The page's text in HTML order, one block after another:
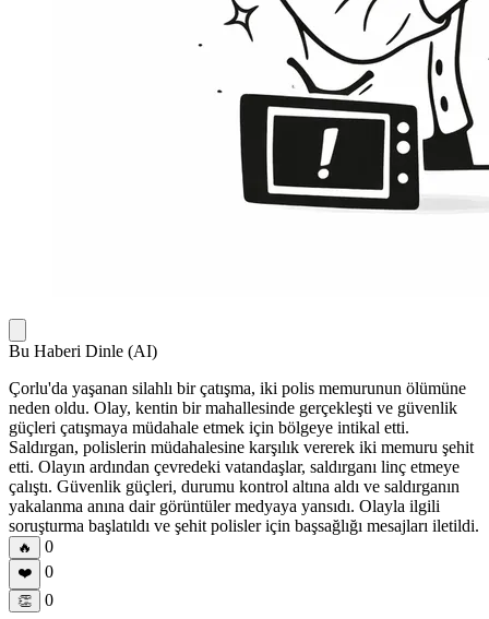
Bu Haberi Dinle (AI)
Çorlu'da yaşanan silahlı bir çatışma, iki polis memurunun ölümüne
neden oldu. Olay, kentin bir mahallesinde gerçekleşti ve güvenlik
güçleri çatışmaya müdahale etmek için bölgeye intikal etti.
Saldırgan, polislerin müdahalesine karşılık vererek iki memuru şehit
etti. Olayın ardından çevredeki vatandaşlar, saldırganı linç etmeye
çalıştı. Güvenlik güçleri, durumu kontrol altına aldı ve saldırganın
yakalanma anına dair görüntüler medyaya yansıdı. Olayla ilgili
soruşturma başlatıldı ve şehit polisler için başsağlığı mesajları iletildi.
🔥 0
❤️ 0
👏 0